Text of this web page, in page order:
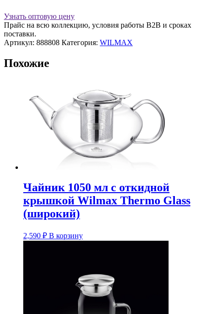
Узнать оптовую цену
Прайс на всю коллекцию, условия работы В2В и сроках
поставки.
Артикул: 888808 Категория: WILMAX
Похожие
Чайник 1050 мл с откидной
крышкой Wilmax Thermo Glass
(широкий)
2,590 ₽ В корзину